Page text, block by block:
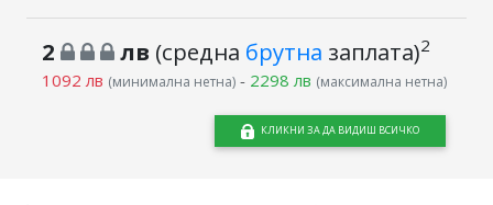
2 лв (средна брутна заплата)2
1092 лв (минимална нетна)- 2298 лв (максимална нетна)
КЛИКНИ ЗА ДА ВИДИШ ВСИЧКО